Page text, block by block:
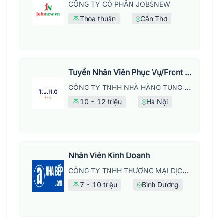
CÔNG TY CỔ PHẦN JOBSNEW
Thỏa thuận
Cần Thơ
Tuyển Nhân Viên Phục Vụ/Front Of House
CÔNG TY TNHH NHÀ HÀNG TUNG DINING
10 - 12 triệu Hà Nội
Nhân Viên Kinh Doanh
CÔNG TY TNHH THƯƠNG MẠI DỊCH VỤ LỘC KỲ HƯNG
7 - 10 triệu Bình Dương